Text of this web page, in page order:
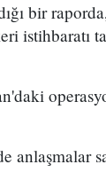
bir
istihbaratı